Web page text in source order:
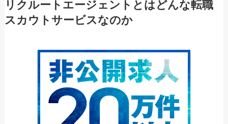
リクルートエージェントとはどんな転職
スカウトサービスなのか